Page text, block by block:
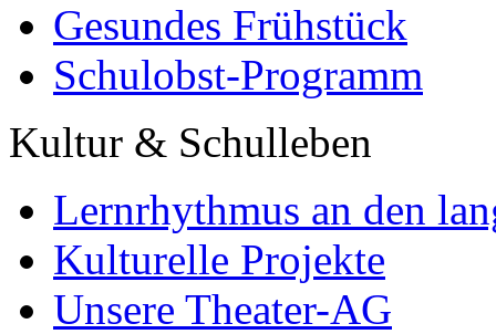
Gesundes Frühstück
Schulobst-Programm
Kultur & Schulleben
Lernrhythmus an den
Kulturelle Projekte
Unsere Theater-AG